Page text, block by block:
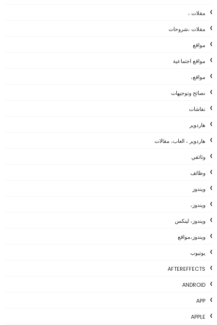
مقلات ،
مقلات ،شروحات
مواقع
مواقع اجتماعية
مواقع،
نصائح وتوجيهات
نقاشات
هاردوير
هاردوير ، العاب، مقالات
وثائقي
وظائف
ويندوز
ويندوز،
ويندوز، لينكس
ويندوز،مواقع
يوتيوب
AFTEREFFECTS
ANDROID
APP
APPLE